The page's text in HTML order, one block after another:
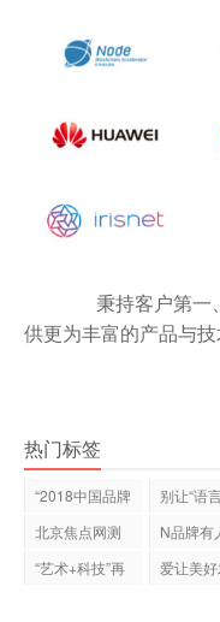
秉持客户第一
供更为丰富的产品与技
热门标签
“2018中国品牌
别让“语
北京焦点网测
N品牌有
的
“艺术+科技”再
爱让美